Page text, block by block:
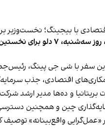
بریتانیا از سال ۲۰۱۸ به چین به شمار می‌رود.
این سفر با شی جی پینگ،
اقتصادی، جذب
بریتانیا و ده‌ها مدیر ارشد
چین و همچنین
«عمل‌گرایی واقع‌بینانه»